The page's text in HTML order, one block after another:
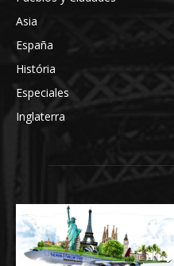
Asia
España
História
Especiales
Inglaterra